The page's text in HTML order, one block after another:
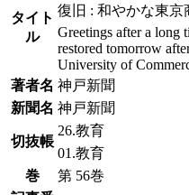
タイト
ル
復旧 : 和やかな東京
Greetings after a long
restored tomorrow
University of
著者名 神戸新聞
新聞名 神戸新聞
切抜帳
26.教育
01.教育
巻
第 56巻